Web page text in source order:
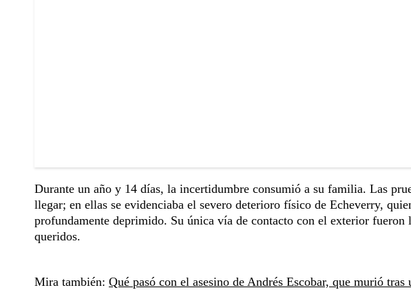
Durante un año y 14 días, la incertidumbre consumió a su familia. Las
llegar; en ellas se evidenciaba el severo deterioro físico de Echeverry,
profundamente deprimido. Su única vía de contacto con el exterior fueron
queridos.
Mira también: Qué pasó con el asesino de Andrés Escobar, que murió